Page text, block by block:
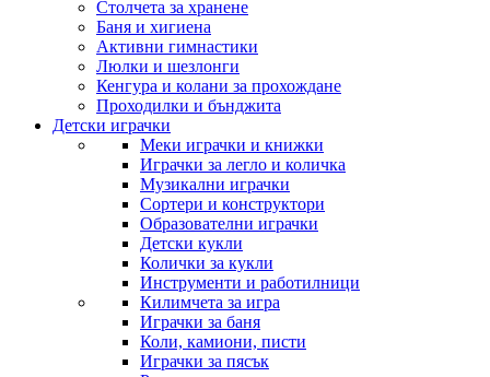
Столчета за хранене
Баня и хигиена
Активни гимнастики
Люлки и шезлонги
Кенгура и колани за прохождане
Проходилки и бънджита
Детски играчки
Меки играчки и книжки
Играчки за легло и количка
Музикални играчки
Сортери и конструктори
Образователни играчки
Детски кукли
Колички за кукли
Инструменти и работилници
Килимчета за игра
Играчки за баня
Коли, камиони, писти
Играчки за пясък